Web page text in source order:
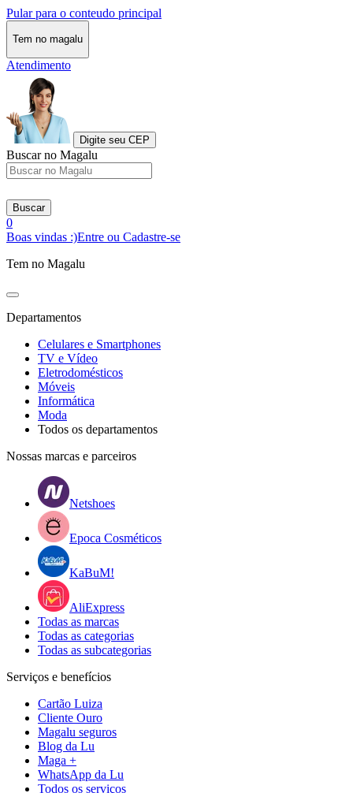
Pular para o conteudo principal
Tem no magalu
Atendimento
Digite seu CEP
Buscar no Magalu
Buscar
0
Boas vindas :)Entre ou Cadastre-se
Tem no Magalu
Departamentos
Celulares e Smartphones
TV e Vídeo
Eletrodomésticos
Móveis
Informática
Moda
Todos os departamentos
Nossas marcas e parceiros
Netshoes
Epoca Cosméticos
KaBuM!
AliExpress
Todas as marcas
Todas as categorias
Todas as subcategorias
Serviços e benefícios
Cartão Luiza
Cliente Ouro
Magalu seguros
Blog da Lu
Maga +
WhatsApp da Lu
Todos os serviços